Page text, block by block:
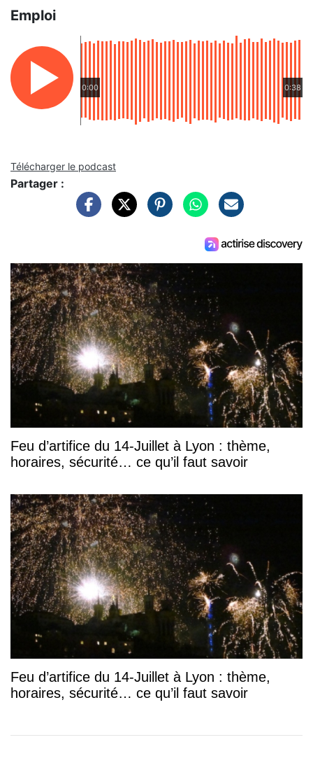
Emploi
0:00 0:38
Télécharger le podcast
Partager :
Feu d’artifice du 14-Juillet à Lyon : thème,
horaires, sécurité… ce qu’il faut savoir
Feu d’artifice du 14-Juillet à Lyon : thème,
horaires, sécurité… ce qu’il faut savoir